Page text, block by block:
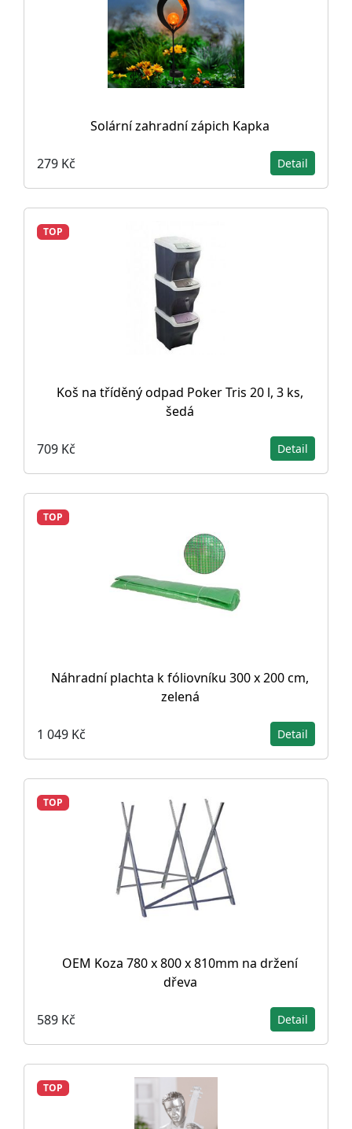
Solární zahradní zápich Kapka
279 Kč Detail
TOP
Koš na tříděný odpad Poker Tris 20 l, 3 ks,
šedá
709 Kč Detail
TOP
Náhradní plachta k fóliovníku 300 x 200 cm,
zelená
1 049 Kč Detail
TOP
OEM Koza 780 x 800 x 810mm na držení
dřeva
589 Kč Detail
TOP